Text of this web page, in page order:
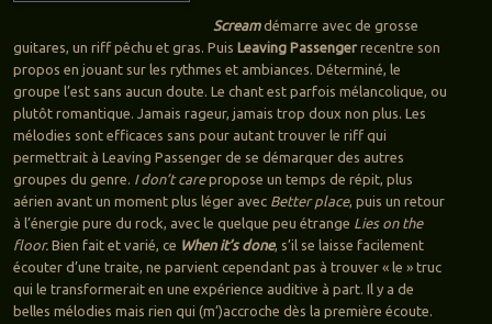
Screamdémarre avec de grosse
guitares, un riff pêchu et gras. Puis Leaving Passengerrecentre son
propos en jouant sur les rythmes et ambiances. Déterminé, le
groupe l’est sans aucun doute. Le chant est parfois mélancolique, ou
plutôt romantique. Jamais rageur, jamais trop doux non plus. Les
mélodies sont efficaces sans pour autant trouver le riff qui
permettrait à Leaving Passenger de se démarquer des autres
groupes du genre. I don’t carepropose un temps de répit, plus
aérien avant un moment plus léger avecBetter place, puis un retour
à l’énergie pure du rock, avec le quelque peu étrange Lies on the
floor.Bien fait et varié, ce When it’s done, s’il se laisse facilement
écouter d’une traite, ne parvient cependant pas à trouver « le » truc
qui le transformerait en une expérience auditive à part. Il y a de
belles mélodies mais rien qui (m’)accroche dès la première écoute.